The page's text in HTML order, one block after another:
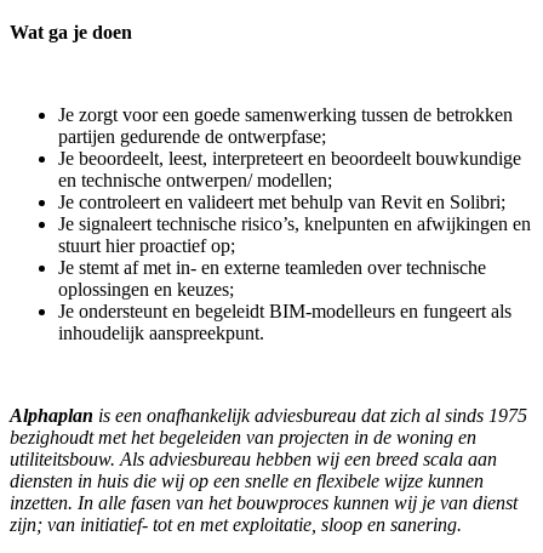
Wat ga je doen
Je zorgt voor een goede samenwerking tussen de betrokken
partijen gedurende de ontwerpfase;
Je beoordeelt, leest, interpreteert en beoordeelt bouwkundige
en technische ontwerpen/ modellen;
Je controleert en valideert met behulp van Revit en Solibri;
Je signaleert technische risico’s, knelpunten en afwijkingen en
stuurt hier proactief op;
Je stemt af met in- en externe teamleden over technische
oplossingen en keuzes;
Je ondersteunt en begeleidt BIM-modelleurs en fungeert als
inhoudelijk aanspreekpunt.
Alphaplan is een onafhankelijk adviesbureau dat zich al sinds 1975
bezighoudt met het begeleiden van projecten in de woning en
utiliteitsbouw. Als adviesbureau hebben wij een breed scala aan
diensten in huis die wij op een snelle en flexibele wijze kunnen
inzetten. In alle fasen van het bouwproces kunnen wij je van dienst
zijn; van initiatief- tot en met exploitatie, sloop en sanering.